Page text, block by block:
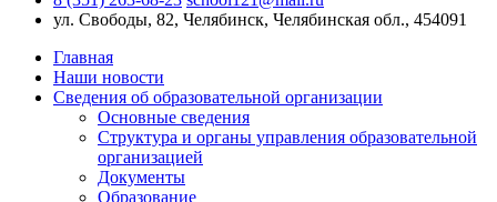
ул. Свободы, 82, Челябинск, Челябинская обл., 454091
Главная
Наши новости
Сведения об образовательной организации
Основные сведения
Структура и органы управления образовательной
организацией
Документы
Образование